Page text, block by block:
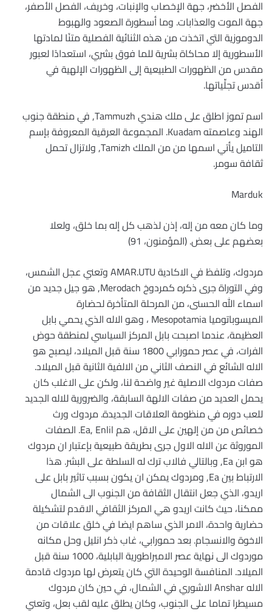
الفصل الأخضر، جهة الإخصاب والإنبات، وخريف، الفصل الأصفر،
جهة الموت والعذابات. وما أسطورة الصعود والهبوط
الدوموزية التي اتخذت من هذه الثنائية الفصلية متنًا لمادتها
الأسطورية إلا محاكاة بشرية للما فوق بشري، استعدادًا لعبور
مقدس من الظهورات الطبيعية إلى الظهورات الإلهية في
أقدس تجلِّياتها.
اسم تموز اطلق على ملك هندي Tammuzh, في منطقة جنوب
الهند وعاصمته Kuadam. المجموعة العرقية المعروفة بإسم
التاميل يأتي اسمها من من الملك Tamizh, ولاتزال تحمل
ثقافة سومر.
Marduk
وما كان معه من إله، إذن لذهب كل إله بما خلق، ولعلا
بعضهم على بعض. (المؤمنون، 91)
مردوك، وتلفظ في الاكادية AMAR.UTU وتعني عجل الشمس،
وفي التوراة جرى ذكره كمردوخ Merodach, هو جيل جديد من
اسماء الله الحسنى، من المرحلة المتأخرة لحضارة
الميسوباتوميا Mesopotamia ، وهو الاله الذي يحمي بابل
العظيمة، عندما اصبحت بابل المركز السياسي لمنطقة حوض
الفرات، في عصر حمورابي 1800 سنة قبل الميلاد، ليصبح هو
الاله الشائع في النصف الثاني من الالفية الثانية قبل الميلاد.
صفات مردوك الاصلية غير واضحة لنا، ولكن على الاغلب كان
يحمل العديد من صفات الالهة السابقة، والضرورية للاله الجديد
للعب دوره في منظومة العلاقات الجديدة. مردوك ورث
خصائص من من إلهين على الاقل، هم Ea, Enlil. الصفات
الموروثة عن الاله الاول جرى بطريقة طبيعية بإعتبار ان مردوك
هو ابن Ea, وبالتالي فالاب ترك له السلطة على البشر. هذا
الارتباط بين Ea, ومردوك يمكن ان يكون بسبب تاثير بابل على
اريدو، الذي جعل انتقال الثقافة من الجنوب الى الشمال
ممكنا، حيث كانت اريدو هي المركز الثقافي الاقدم لتشكيلة
حضارية واحدة، الامر الذي ساهم ايضا في خلق علاقات من
الاخوة والانسجام. بعد حمورابي، غاب ذكر انليل وحل مكانه
موردوك الى نهاية عصر الامبراطورية البابلية، 1000 سنة قبل
الميلاد. المنافسة الوحيدة التي كان يتعرض لها مردوك قادمة
الاله Anshar الاشوري في الشمال، في حين كان مردوك
مسيطرا تماما على الجنوب، وكان يطلق عليه لقب بعل، وتعني